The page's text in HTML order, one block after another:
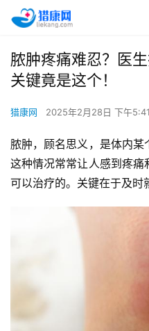
脓肿疼痛难忍？医
关键竟是这个！
猎康网 2025年2月28日 下午5:41
脓肿，顾名思义，是体内某
这种情况常常让人感到疼
可以治疗的。关键在于及时